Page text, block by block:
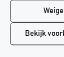
Bekijk
ing een
doel om
Inbraak